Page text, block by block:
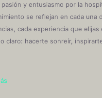
y entusiasmo por la
se reflejan en cada una
cada experiencia que elijas
claro: hacerte sonreír,